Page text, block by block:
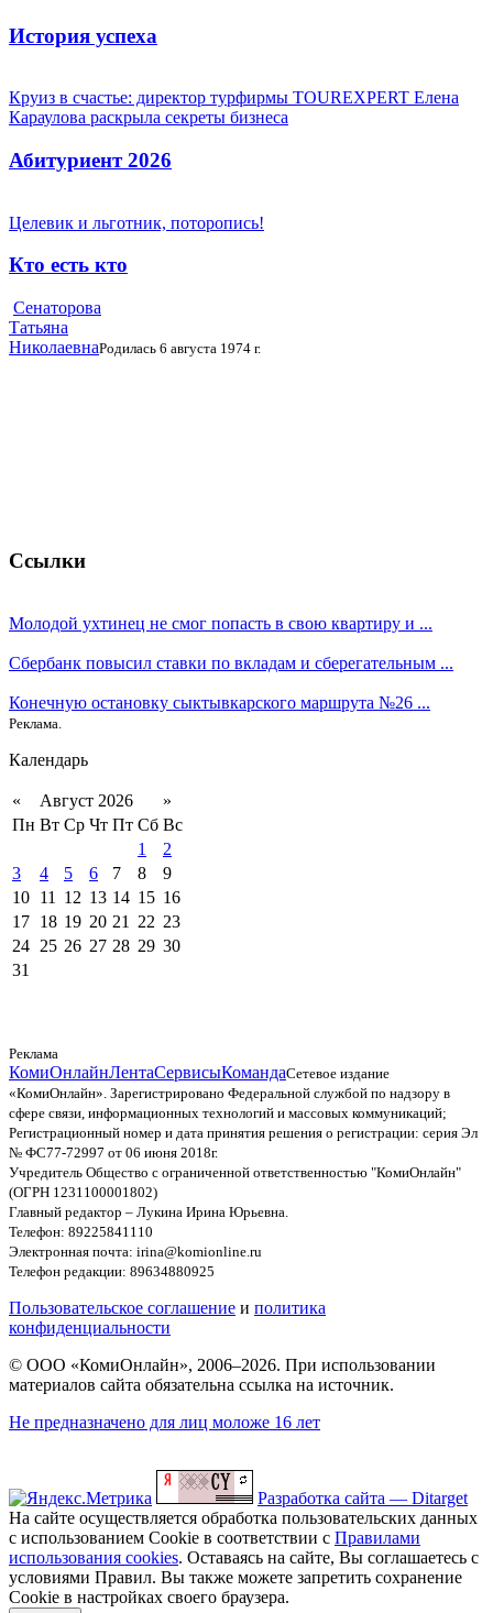
История успеха
Круиз в счастье: директор турфирмы TOUREXPERT Елена
Караулова раскрыла секреты бизнеса
Абитуриент 2026
Целевик и льготник, поторопись!
Кто есть кто
Сенаторова
Татьяна
НиколаевнаРодилась 6 августа 1974 г.
Ссылки
Молодой ухтинец не смог попасть в свою квартиру и ...
Сбербанк повысил ставки по вкладам и сберегательным ...
Конечную остановку сыктывкарского маршрута №26 ...
Реклама.
Календарь
« Август 2026
»
Пн Вт Ср Чт Пт Сб Вс
1
2
3
4 5 6 7 8
9
10 11 12 13 14 15 16
17 18 19 20 21 22 23
24 25 26 27 28 29 30
31
Реклама
КомиОнлайнЛентаСервисыКомандаСетевое издание
«КомиОнлайн». Зарегистрировано Федеральной службой по надзору в
сфере связи, информационных технологий и массовых коммуникаций;
Регистрационный номер и дата принятия решения о регистрации: серия Эл
№ ФС77-72997 от 06 июня 2018г.
Учредитель Общество с ограниченной ответственностью "КомиОнлайн"
(ОГРН 1231100001802)
Главный редактор – Лукина Ирина Юрьевна.
Телефон: 89225841110
Электронная почта: irina@komionline.ru
Телефон редакции: 89634880925
Пользовательское соглашение и политика
конфиденциальности
© ООО «КомиОнлайн», 2006–2026. При использовании
материалов сайта обязательна ссылка на источник.
Не предназначено для лиц моложе 16 лет
Разработка сайта — Ditarget
На сайте осуществляется обработка пользовательских данных
с использованием Cookie в соответствии с Правилами
использования cookies. Оставаясь на сайте, Вы соглашаетесь с
условиями Правил. Вы также можете запретить сохранение
Cookie в настройках своего браузера.